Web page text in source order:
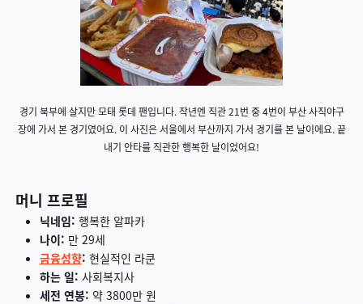
경기 북부에 살지만 모태 롯데 팬입니다. 작년엔 직관 21번 중 4번이 부산 사직야구
장에 가서 본 경기였어요. 이 사진은 서울에서 부산까지 가서 경기를 본 날이에요. 끝
내기 안타를 직관한 행복한 날이었어요!
머니 프로필
닉네임: 행복한 알파카
나이: 만 29세
금융성향: 현실적인 라쿤
하는 일: 사회복지사
세전 연봉: 약 3800만 원